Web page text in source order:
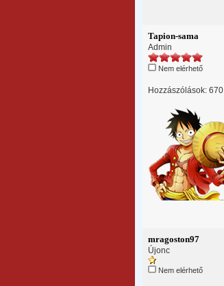
Tapion-sama
Admin
Nem elérhető
Hozzászólások: 670
mragoston97
Újonc
Nem elérhető